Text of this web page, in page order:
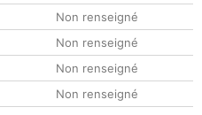
Non renseigné
Non renseigné
Non renseigné
Non renseigné